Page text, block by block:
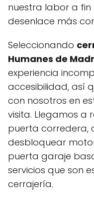
nuestra labor a
desenlace más
Seleccionando
Humanes de
experiencia
accesibilidad, así
con nosotros en
visita. Llegamos a
puerta corredera,
desbloquear
puerta garaje
servicios que son
cerrajería.